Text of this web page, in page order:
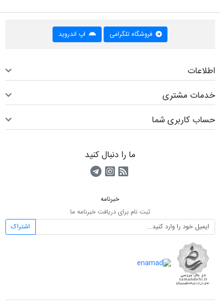
فروشگاه تلگرامی اپ اندروید
اطلاعات
خدمات مشتری
حساب کاربری شما
ما را دنبال کنید
RSSکانال آپارات
کانال تلگرام
خبرنامه
ثبت نام برای دریافت خبرنامه ما
اشتراک